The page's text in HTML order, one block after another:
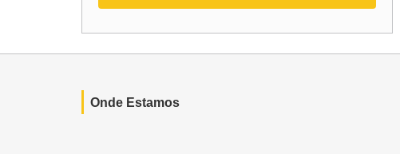
Onde Estamos